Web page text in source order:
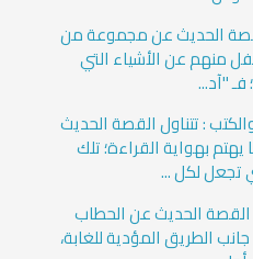
الحديث عن مجموعة من
منهم عن الأشياء التي
فـ "آد...
: تتناول القصة الحديث
بهواية القراءة؛ تلك
تجعل لكل ...
القصة الحديث عن الحطاب
الطريق المؤدية للغابة،